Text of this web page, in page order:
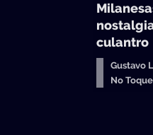
culantro
Gustavo
No